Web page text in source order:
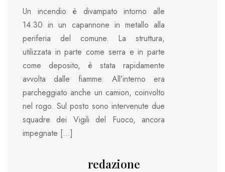
Un incendio è divampato intorno alle
14.30 in un capannone in metallo alla
periferia del comune. La struttura,
utilizzata in parte come serra e in parte
come deposito, è stata rapidamente
avvolta dalle fiamme. All’interno era
parcheggiato anche un camion, coinvolto
nel rogo. Sul posto sono intervenute due
squadre dei Vigili del Fuoco, ancora
impegnate […]
redazione